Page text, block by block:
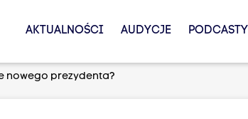
AKTUALNOŚCI AUDYCJE PODCASTY
nowego prezydenta?